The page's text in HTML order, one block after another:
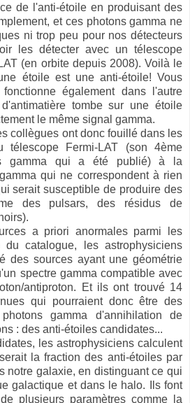
de l'anti-étoile en produisant des
et ces photons gamma ne
ni trop peu pour nos détecteurs
les détecter avec un télescope
(en orbite depuis 2008). Voilà le
étoile est une anti-étoile! Vous
également dans l'autre
tombe sur une étoile
le même signal gamma.
collègues ont donc fouillé dans les
télescope Fermi-LAT (son 4ème
gamma qui a été publié) à la
qui ne correspondent à rien
serait susceptible de produire des
des pulsars, des résidus de
a priori anormales parmi les
du catalogue, les astrophysiciens
des sources ayant une géométrie
spectre gamma compatible avec
antiproton. Et ils ont trouvé 14
qui pourraient donc être des
gamma d'annihilation de
: des anti-étoiles candidates...
les astrophysiciens calculent
la fraction des anti-étoiles par
notre galaxie, en distinguant ce qui
galactique et dans le halo. Ils font
plusieurs paramètres comme la